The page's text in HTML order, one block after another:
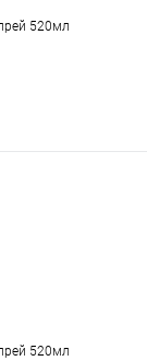
520мл
520мл